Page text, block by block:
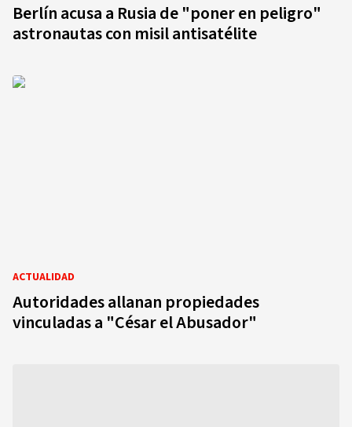
Berlín acusa a Rusia de "poner en peligro"
astronautas con misil antisatélite
ACTUALIDAD
Autoridades allanan propiedades
vinculadas a "César el Abusador"